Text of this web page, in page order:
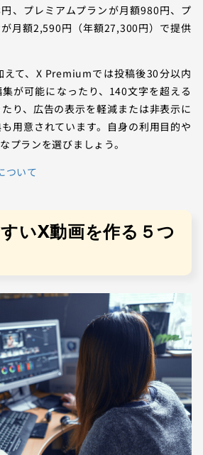
、プレミアムプランが月額980円、プ
月額2,590円（年額27,300円）で提供
えて、X Premiumでは投稿後30分以内
が可能になったり、140文字を超える
り、広告の表示を軽減または非表示に
用意されています。自身の利用目的や
プランを選びましょう。
ついて
いX動画を作る５つ